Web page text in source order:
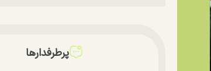
پرطرفدارها